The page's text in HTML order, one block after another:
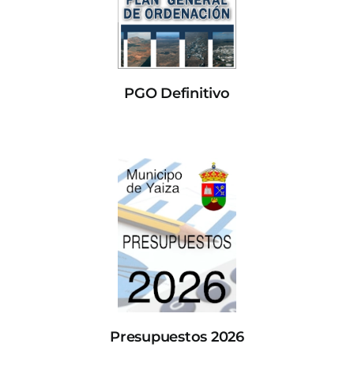
PGO Definitivo
Presupuestos 2026